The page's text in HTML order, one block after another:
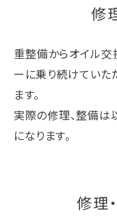
修
重整備からオイル交
ーに乗り続けていた
ます。
実際の修理、整備は
になります。
修理